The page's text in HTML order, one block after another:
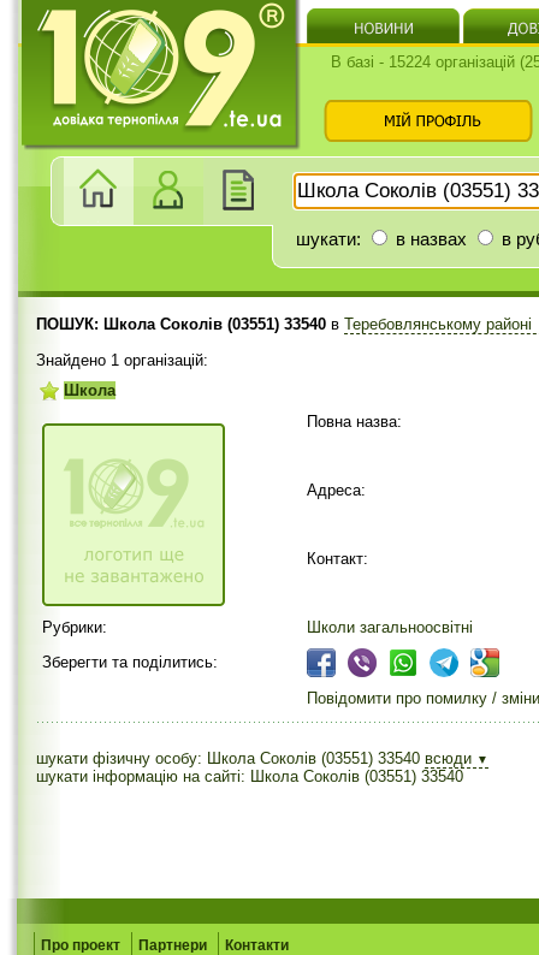
В базі - 15224 організацій
шукати: в назвах в
ПОШУК: Школа Соколів (03551) 33540 в Теребовлянському районі
Знайдено 1 організацій:
Школа
Повна назва:
Адреса:
Контакт:
Рубрики:
Школи загальноосвітні
Зберегти та поділитись:
Повідомити про помилку / зміни
шукати фізичну особу: Школа Соколів (03551) 33540 всюди ▼
шукати інформацію на сайті: Школа Соколів (03551) 33540
Про проект Партнери Контакти